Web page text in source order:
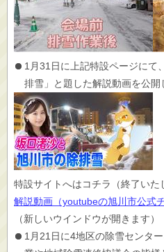
1月31日に上記特設ページにて
排雪」と題した解説動画を公開
特設サイトへはコチラ（終了いた
解説動画（youtubeの旭川市公式
（新しいウインドウが開きます）
1月21日に4地区の除雪センタ